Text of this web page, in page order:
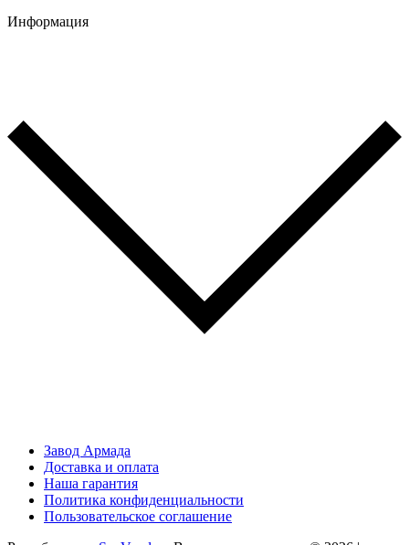
Информация
Завод Армада
Доставка и оплата
Наша гарантия
Политика конфиденциальности
Пользовательское соглашение